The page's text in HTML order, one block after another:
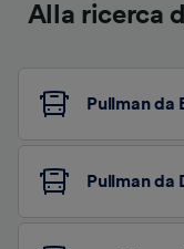
Alla ricerca
Pullman da
Pullman da